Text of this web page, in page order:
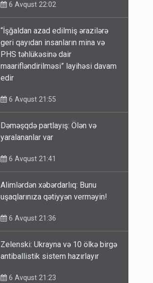
6 Avqust 22:02
“İşğaldan azad edilmiş ərazilərə
geri qayıdan insanların mina və
PHS təhlükəsinə dair
maarifləndirilməsi” layihəsi davam
edir
6 Avqust 21:55
Dəməşqdə partlayış: Ölən və
yaralananlar var
6 Avqust 21:41
Alimlərdən xəbərdarlıq: Bunu
uşaqlarınıza qətiyyən verməyin!
6 Avqust 21:36
Zelenski: Ukrayna və 10 ölkə birgə
antiballistik sistem hazırlayır
6 Avqust 21:23